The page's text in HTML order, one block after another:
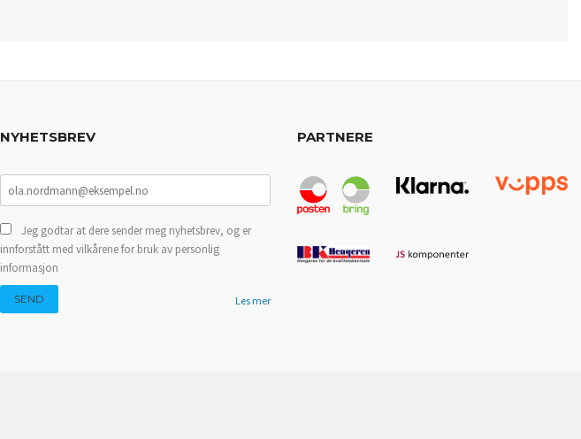
NYHETSBREV
Jeg godtar at dere sender meg nyhetsbrev, og er
innforstått med vilkårene for bruk av personlig
informasjon
Les mer
PARTNERE